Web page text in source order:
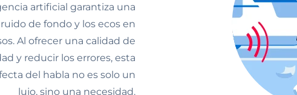
artificial garantiza una
de fondo y los ecos en
Al ofrecer una calidad de
y reducir los errores, esta
del habla no es solo un
lujo, sino una necesidad.